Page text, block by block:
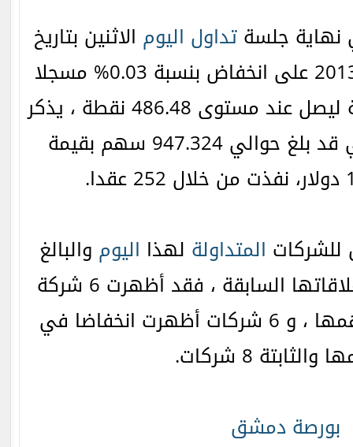
جلسة تداول اليوم الاثنين بتاريخ
19 أغسطس/آب لعام 2013 على انخفاض بنسبة 0.03% مسجلا
خسائر بقيمة 0.14 نقطة ليصل عند مستوى 486.48 نقطة ، يذكر
947.324 سهم بقيمة
للشركات المتداولة لهذا اليوم والبالغ
عددها 20 شركة مع إغلاقاتها السابقة ، فقد أظهرت 6 شركة
ارتفاعا في أسعار أسهمها ، و 6 شركات أظهرت انخفاضا في
8 شركات.
بورصة دمشق